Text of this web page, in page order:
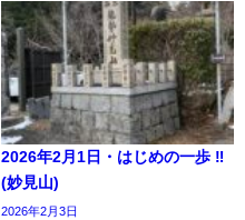
2026年2月1日・はじめの一歩 ‼︎
(妙見山)
2026年2月3日